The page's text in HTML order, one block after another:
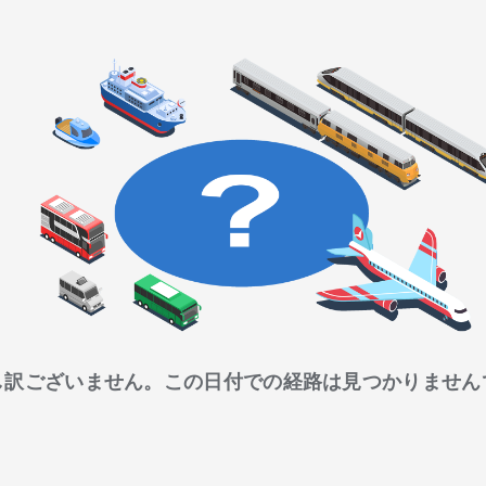
ございません。この日付での経路は見つかりませ